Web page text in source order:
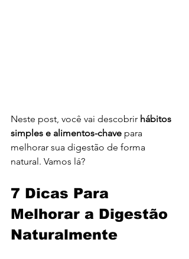
Neste post, você vai descobrir hábitos
simples e alimentos-chave para
melhorar sua digestão de forma
natural. Vamos lá?
7 Dicas Para
Melhorar a Digestão
Naturalmente